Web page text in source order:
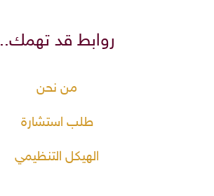
روابط قد تهمك..
من نحن
طلب استشارة
الهيكل التنظيمي